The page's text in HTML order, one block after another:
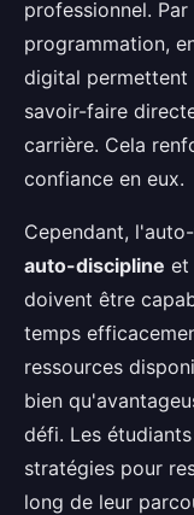
professionnel.
programmation,
digital permettent
savoir-faire
carrière. Cela
confiance en eux.
Cependant,
auto-discipline et
doivent être
temps
ressources
bien
défi. Les
stratégies pour
long de leur